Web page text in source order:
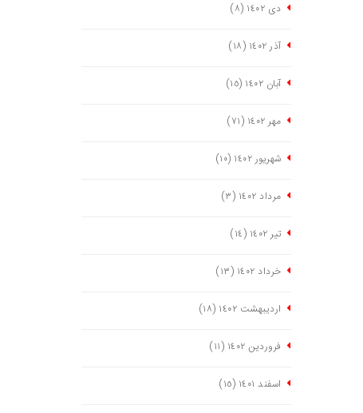
دی ١٤٠٢ (٨)
آذر ١٤٠٢ (١٨)
آبان ١٤٠٢ (١٥)
مهر ١٤٠٢ (٧١)
شهریور ١٤٠٢ (١٠)
مرداد ١٤٠٢ (٣)
تیر ١٤٠٢ (١٤)
خرداد ١٤٠٢ (١٣)
اردیبهشت ١٤٠٢ (١٨)
فروردین ١٤٠٢ (١١)
اسفند ١٤٠١ (١٥)